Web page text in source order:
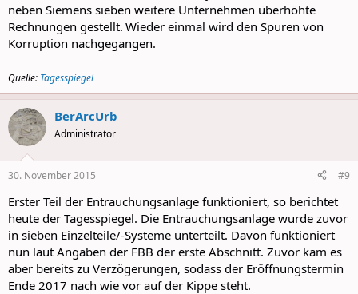
neben Siemens sieben weitere Unternehmen überhöhte
Rechnungen gestellt. Wieder einmal wird den Spuren von
Korruption nachgegangen.
Quelle: Tagesspiegel
BerArcUrb
Administrator
30. November 2015 #9
Erster Teil der Entrauchungsanlage funktioniert, so berichtet
heute der Tagesspiegel. Die Entrauchungsanlage wurde zuvor
in sieben Einzelteile/-Systeme unterteilt. Davon funktioniert
nun laut Angaben der FBB der erste Abschnitt. Zuvor kam es
aber bereits zu Verzögerungen, sodass der Eröffnungstermin
Ende 2017 nach wie vor auf der Kippe steht.